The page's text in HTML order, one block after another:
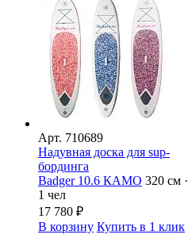
Арт. 710689
Надувная доска для sup-
бординга
Badger 10.6 КАМО 320 см ·
1 чел
17 780 ₽
В корзину Купить в 1 клик